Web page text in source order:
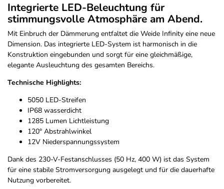
Integrierte LED-Beleuchtung für
stimmungsvolle Atmosphäre am Abend.
Mit Einbruch der Dämmerung entfaltet die Weide Infinity eine neue
Dimension. Das integrierte LED-System ist harmonisch in die
Konstruktion eingebunden und sorgt für eine gleichmäßige,
elegante Ausleuchtung des gesamten Bereichs.
Technische Highlights:
5050 LED-Streifen
IP68 wasserdicht
1285 Lumen Lichtleistung
120° Abstrahlwinkel
12V Niederspannungssystem
Dank des 230-V-Festanschlusses (50 Hz, 400 W) ist das System
für eine stabile Stromversorgung ausgelegt und für die dauerhafte
Nutzung vorbereitet.